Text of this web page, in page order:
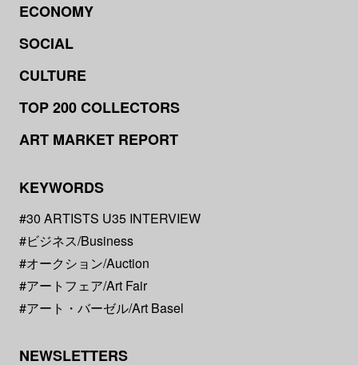
ECONOMY
SOCIAL
CULTURE
TOP 200 COLLECTORS
ART MARKET REPORT
KEYWORDS
#30 ARTISTS U35 INTERVIEW
#ビジネス/Business
#オークション/Auction
#アートフェア/Art Fair
#アート・バーゼル/Art Basel
NEWSLETTERS